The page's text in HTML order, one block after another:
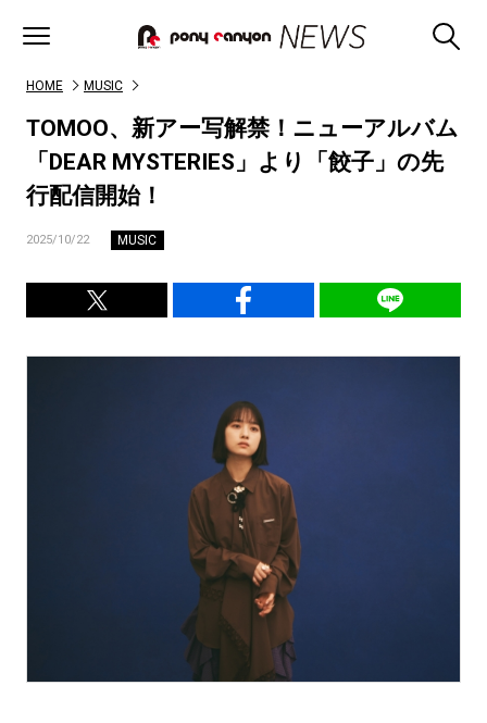
HOME MUSIC
TOMOO、新アー写解禁！ニューアルバム
「DEAR MYSTERIES」より「餃子」の先
行配信開始！
2025/10/22 MUSIC